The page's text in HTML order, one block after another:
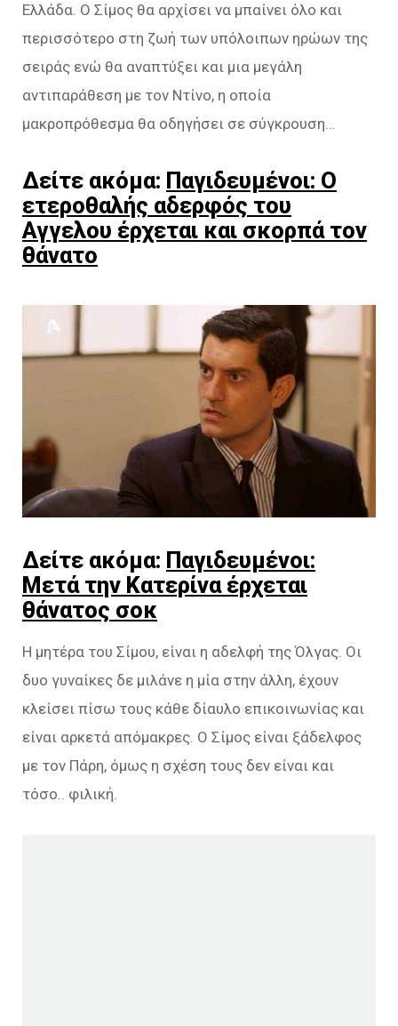
Ελλάδα. Ο Σίμος θα αρχίσει να μπαίνει όλο και
περισσότερο στη ζωή των υπόλοιπων ηρώων της
σειράς ενώ θα αναπτύξει και μια μεγάλη
αντιπαράθεση με τον Ντίνο, η οποία
μακροπρόθεσμα θα οδηγήσει σε σύγκρουση…
Δείτε ακόμα: Παγιδευμένοι: Ο
ετεροθαλής αδερφός του
Αγγελου έρχεται και σκορπά τον
θάνατο
Δείτε ακόμα: Παγιδευμένοι:
Μετά την Κατερίνα έρχεται
θάνατος σοκ
Η μητέρα του Σίμου, είναι η αδελφή της Όλγας. Οι
δυο γυναίκες δε μιλάνε η μία στην άλλη, έχουν
κλείσει πίσω τους κάθε δίαυλο επικοινωνίας και
είναι αρκετά απόμακρες. Ο Σίμος είναι ξάδελφος
με τον Πάρη, όμως η σχέση τους δεν είναι και
τόσο.. φιλική.